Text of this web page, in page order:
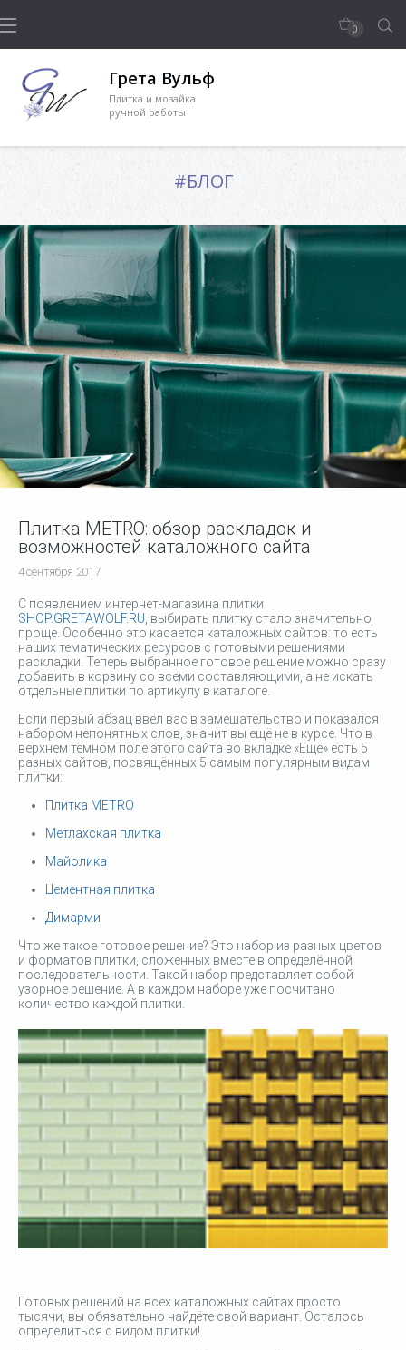
0
Грета Вульф
Плитка и мозайка
ручной работы
#БЛОГ
Плитка METRO: обзор раскладок и
возможностей каталожного сайта
4 сентября 2017
С появлением интернет-магазина плитки
SHOP.GRETAWOLF.RU , выбирать плитку стало значительно
проще. Особенно это касается каталожных сайтов: то есть
наших тематических ресурсов с готовыми решениями
раскладки. Теперь выбранное готовое решение можно сразу
добавить в корзину со всеми составляющими, а не искать
отдельные плитки по артикулу в каталоге.
Если первый абзац ввёл вас в замешательство и показался
набором непонятных слов, значит вы ещё не в курсе. Что в
верхнем тёмном поле этого сайта во вкладке «Ещё» есть 5
разных сайтов, посвящённых 5 самым популярным видам
плитки:
Плитка METRO
Метлахская плитка
Майолика
Цементная плитка
Димарми
Что же такое готовое решение? Это набор из разных цветов
и форматов плитки, сложенных вместе в определённой
последовательности. Такой набор представляет собой
узорное решение. А в каждом наборе уже посчитано
количество каждой плитки.
Готовых решений на всех каталожных сайтах просто
тысячи, вы обязательно найдёте свой вариант. Осталось
определиться с видом плитки!